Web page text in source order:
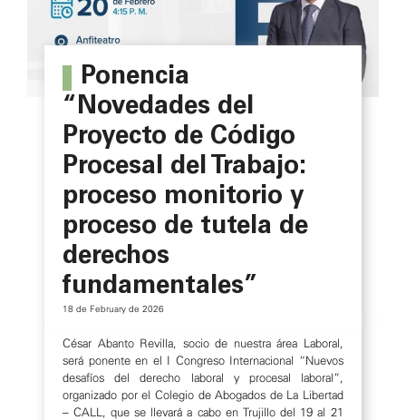
Ponencia
“Novedades del
Proyecto de Código
Procesal del Trabajo:
proceso monitorio y
proceso de tutela de
derechos
fundamentales”
18 de February de 2026
César Abanto Revilla, socio de nuestra área Laboral,
será ponente en el I Congreso Internacional “Nuevos
desafíos del derecho laboral y procesal laboral”,
organizado por el Colegio de Abogados de La Libertad
– CALL, que se llevará a cabo en Trujillo del 19 al 21